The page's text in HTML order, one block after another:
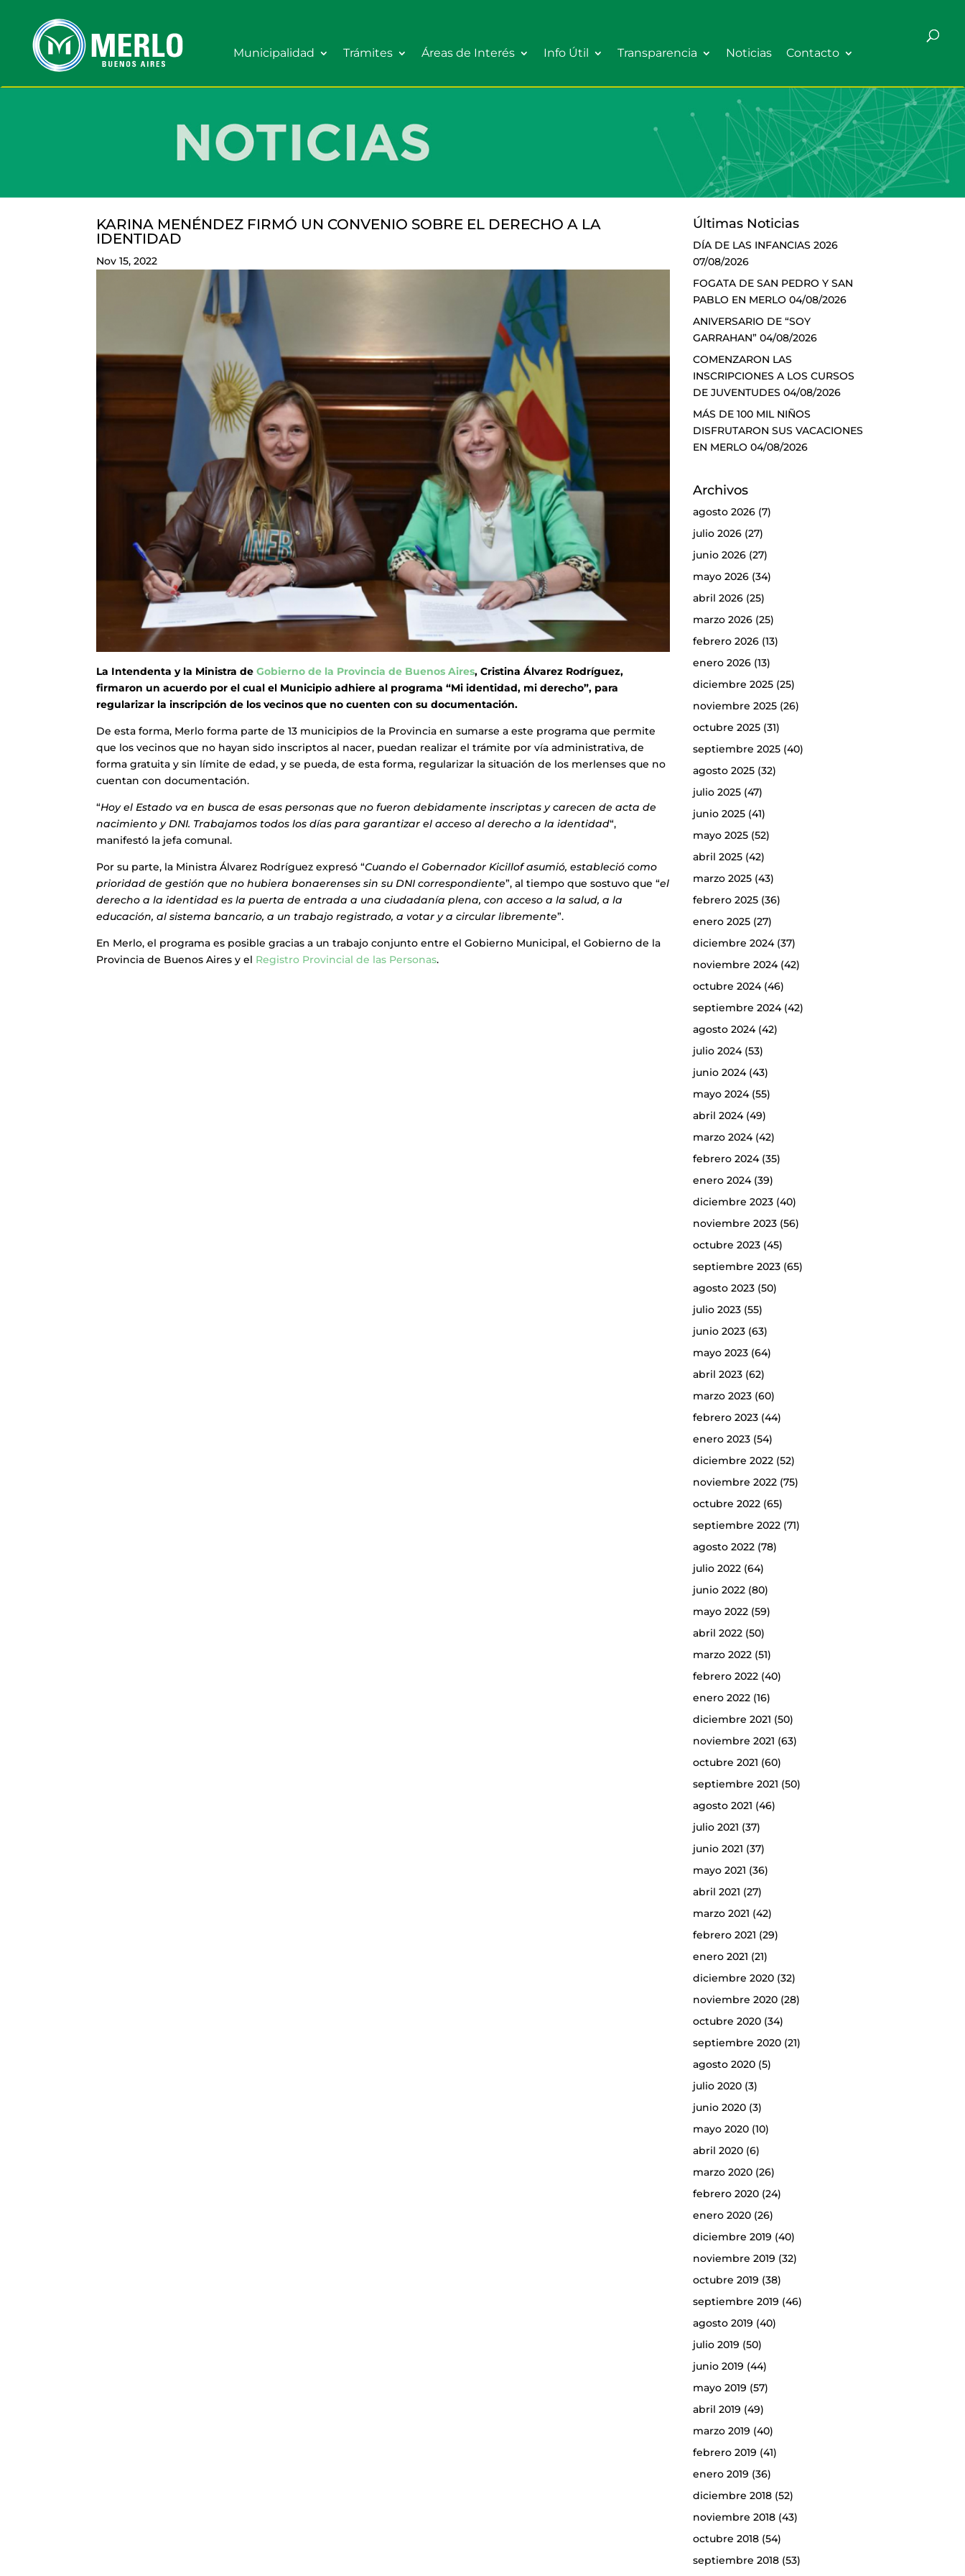
Municipalidad Trámites Áreas de Interés Info Útil Transparencia Noticias Contacto
KARINA MENÉNDEZ FIRMÓ UN CONVENIO SOBRE EL DERECHO A LA
IDENTIDAD
Nov 15, 2022
La Intendenta y la Ministra deGobierno de la Provincia de Buenos Aires, Cristina Álvarez Rodríguez,
firmaron un acuerdo por el cual el Municipio adhiere al programa “Mi identidad, mi derecho”, para
regularizar la inscripción de los vecinos que no cuenten con su documentación.
De esta forma, Merlo forma parte de 13 municipios de la Provincia en sumarse a este programa que permite
que los vecinos que no hayan sido inscriptos al nacer, puedan realizar el trámite por vía administrativa, de
forma gratuita y sin límite de edad, y se pueda, de esta forma, regularizar la situación de los merlenses que no
cuentan con documentación.
“Hoy el Estado va en busca de esas personas que no fueron debidamente inscriptas y carecen de acta de
nacimiento y DNI. Trabajamos todos los días para garantizar el acceso al derecho a la identidad“,
manifestó la jefa comunal.
Por su parte, la Ministra Álvarez Rodríguez expresó “Cuando el Gobernador Kicillof asumió, estableció como
prioridad de gestión que no hubiera bonaerenses sin su DNI correspondiente”, al tiempo que sostuvo que “el
derecho a la identidad es la puerta de entrada a una ciudadanía plena, con acceso a la salud, a la
educación, al sistema bancario, a un trabajo registrado, a votar y a circular libremente”.
En Merlo, el programa es posible gracias a un trabajo conjunto entre el Gobierno Municipal, el Gobierno de la
Provincia de Buenos Aires y el Registro Provincial de las Personas.
Últimas Noticias
DÍA DE LAS INFANCIAS 2026
07/08/2026
FOGATA DE SAN PEDRO Y SAN
PABLO EN MERLO 04/08/2026
ANIVERSARIO DE “SOY
GARRAHAN” 04/08/2026
COMENZARON LAS
INSCRIPCIONES A LOS CURSOS
DE JUVENTUDES 04/08/2026
MÁS DE 100 MIL NIÑOS
DISFRUTARON SUS VACACIONES
EN MERLO 04/08/2026
Archivos
agosto 2026(7)
julio 2026(27)
junio 2026(27)
mayo 2026(34)
abril 2026(25)
marzo 2026(25)
febrero 2026(13)
enero 2026(13)
diciembre 2025(25)
noviembre 2025(26)
octubre 2025(31)
septiembre 2025(40)
agosto 2025(32)
julio 2025(47)
junio 2025(41)
mayo 2025(52)
abril 2025(42)
marzo 2025(43)
febrero 2025(36)
enero 2025(27)
diciembre 2024(37)
noviembre 2024(42)
octubre 2024(46)
septiembre 2024(42)
agosto 2024(42)
julio 2024(53)
junio 2024(43)
mayo 2024(55)
abril 2024(49)
marzo 2024(42)
febrero 2024(35)
enero 2024(39)
diciembre 2023(40)
noviembre 2023(56)
octubre 2023(45)
septiembre 2023(65)
agosto 2023(50)
julio 2023(55)
junio 2023(63)
mayo 2023(64)
abril 2023(62)
marzo 2023(60)
febrero 2023(44)
enero 2023(54)
diciembre 2022(52)
noviembre 2022(75)
octubre 2022(65)
septiembre 2022(71)
agosto 2022(78)
julio 2022(64)
junio 2022(80)
mayo 2022(59)
abril 2022(50)
marzo 2022(51)
febrero 2022(40)
enero 2022(16)
diciembre 2021 (50)
noviembre 2021 (63)
octubre 2021 (60)
septiembre 2021 (50)
agosto 2021 (46)
julio 2021 (37)
junio 2021 (37)
mayo 2021 (36)
abril 2021 (27)
marzo 2021 (42)
febrero 2021 (29)
enero 2021 (21)
diciembre 2020(32)
noviembre 2020(28)
octubre 2020(34)
septiembre 2020(21)
agosto 2020(5)
julio 2020(3)
junio 2020(3)
mayo 2020(10)
abril 2020(6)
marzo 2020(26)
febrero 2020(24)
enero 2020(26)
diciembre 2019 (40)
noviembre 2019 (32)
octubre 2019 (38)
septiembre 2019 (46)
agosto 2019 (40)
julio 2019 (50)
junio 2019 (44)
mayo 2019 (57)
abril 2019 (49)
marzo 2019 (40)
febrero 2019 (41)
enero 2019 (36)
diciembre 2018(52)
noviembre 2018(43)
octubre 2018(54)
septiembre 2018(53)